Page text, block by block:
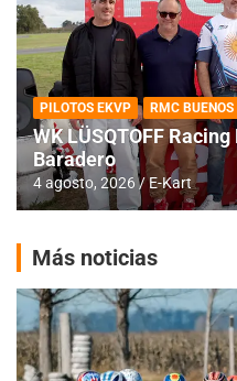
PILOTOS EKVP RMC BUENOS
WK LÜSQTOFF
Baradero
4 agosto, 2026 E-Kart
Más noticias